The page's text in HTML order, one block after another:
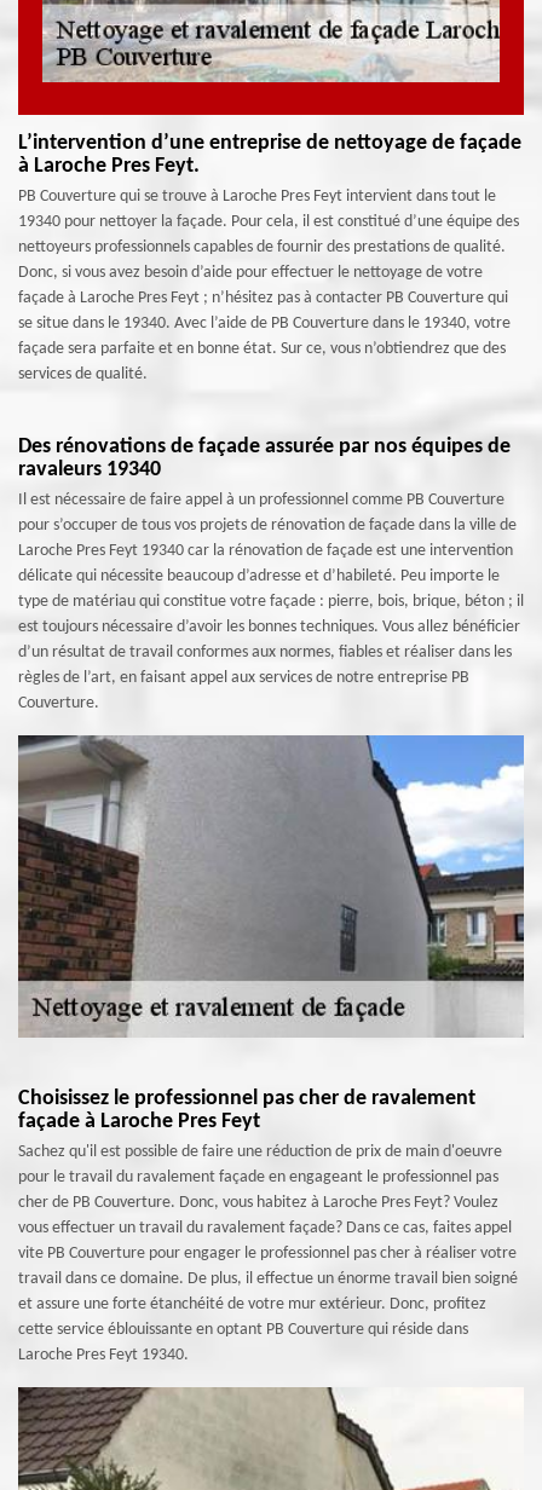
L’intervention d’une entreprise de nettoyage de façade
à Laroche Pres Feyt.
PB Couverture qui se trouve à Laroche Pres Feyt intervient dans tout le
19340 pour nettoyer la façade. Pour cela, il est constitué d’une équipe des
nettoyeurs professionnels capables de fournir des prestations de qualité.
Donc, si vous avez besoin d’aide pour effectuer le nettoyage de votre
façade à Laroche Pres Feyt ; n’hésitez pas à contacter PB Couverture qui
se situe dans le 19340. Avec l’aide de PB Couverture dans le 19340, votre
façade sera parfaite et en bonne état. Sur ce, vous n’obtiendrez que des
services de qualité.
Des rénovations de façade assurée par nos équipes de
ravaleurs 19340
Il est nécessaire de faire appel à un professionnel comme PB Couverture
pour s’occuper de tous vos projets de rénovation de façade dans la ville de
Laroche Pres Feyt 19340 car la rénovation de façade est une intervention
délicate qui nécessite beaucoup d’adresse et d’habileté. Peu importe le
type de matériau qui constitue votre façade : pierre, bois, brique, béton ; il
est toujours nécessaire d’avoir les bonnes techniques. Vous allez bénéficier
d’un résultat de travail conformes aux normes, fiables et réaliser dans les
règles de l’art, en faisant appel aux services de notre entreprise PB
Couverture.
Choisissez le professionnel pas cher de ravalement
façade à Laroche Pres Feyt
Sachez qu'il est possible de faire une réduction de prix de main d'oeuvre
pour le travail du ravalement façade en engageant le professionnel pas
cher de PB Couverture. Donc, vous habitez à Laroche Pres Feyt? Voulez
vous effectuer un travail du ravalement façade? Dans ce cas, faites appel
vite PB Couverture pour engager le professionnel pas cher à réaliser votre
travail dans ce domaine. De plus, il effectue un énorme travail bien soigné
et assure une forte étanchéité de votre mur extérieur. Donc, profitez
cette service éblouissante en optant PB Couverture qui réside dans
Laroche Pres Feyt 19340.